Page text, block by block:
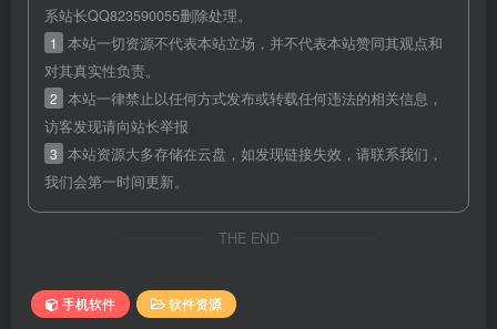
系站长QQ823590055删除处理。
1
本站一切资源不代表本站立场，并不代表本站赞同其观点和
对其真实性负责。
2 本站一律禁止以任何方式发布或转载任何违法的相关信息，
访客发现请向站长举报
3 本站资源大多存储在云盘，如发现链接失效，请联系我们，
我们会第一时间更新。
THE END
手机软件 软件资源